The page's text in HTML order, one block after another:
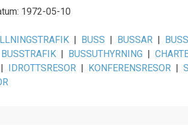
1972-05-10
| BUSS | BUSSAR |
BUSSTRAFIK | BUSSUTHYRNING |
| IDROTTSRESOR | KONFERENSRESOR |